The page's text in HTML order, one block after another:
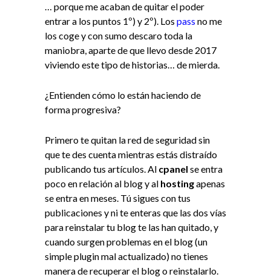
… porque me acaban de quitar el poder
entrar a los puntos 1º) y 2º). Los pass no me
los coge y con sumo descaro toda la
maniobra, aparte de que llevo desde 2017
viviendo este tipo de historias… de mierda.
¿Entienden cómo lo están haciendo de
forma progresiva?
Primero te quitan la red de seguridad sin
que te des cuenta mientras estás distraído
publicando tus artículos. Al cpanel se entra
poco en relación al blog y al hostingapenas
se entra en meses. Tú sigues con tus
publicaciones y ni te enteras que las dos vías
para reinstalar tu blog te las han quitado, y
cuando surgen problemas en el blog (un
simple plugin mal actualizado) no tienes
manera de recuperar el blog o reinstalarlo.